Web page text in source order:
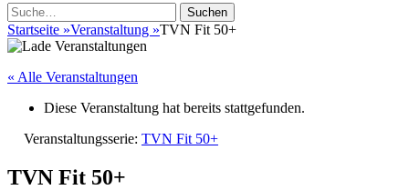
Suche
nach:
Startseite »Veranstaltung »TVN Fit 50+
« Alle Veranstaltungen
Diese Veranstaltung hat bereits stattgefunden.
Veranstaltungsserie: TVN Fit 50+
TVN Fit 50+